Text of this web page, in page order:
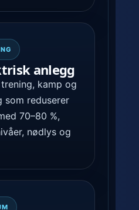
anlegg
kamp og
som reduserer
70–80 %,
nødlys og